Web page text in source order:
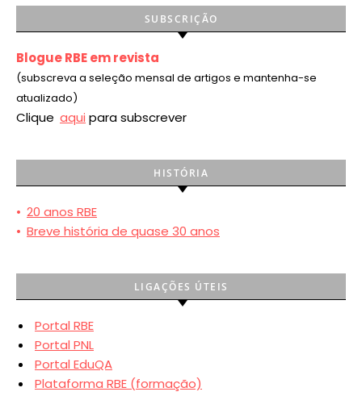
SUBSCRIÇÃO
Blogue RBE em revista
(subscreva a seleção mensal de artigos e mantenha-se
atualizado)
Clique aqui para subscrever
HISTÓRIA
• 20 anos RBE
• Breve história de quase 30 anos
LIGAÇÕES ÚTEIS
Portal RBE
Portal PNL
Portal EduQA
Plataforma RBE (formação)